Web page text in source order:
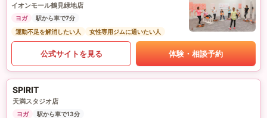
イオンモール鶴見緑地店
ヨガ
駅から車で7分
運動不足を解消したい人
女性専用ジムに通いたい人
公式サイトを見る 体験・相談予約
SPIRIT
天満スタジオ店
ヨガ 駅から車で13分